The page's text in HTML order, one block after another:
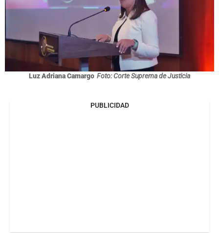
Luz Adriana Camargo Foto: Corte Suprema de Justicia
PUBLICIDAD